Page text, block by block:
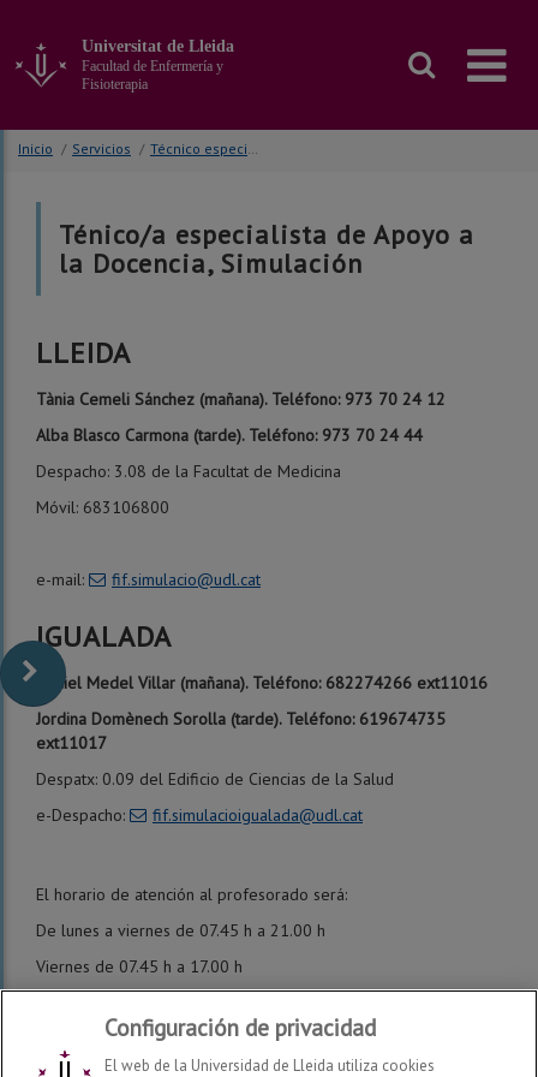
contenido
principal
la
página
Universitat de Lleida
Facultad de Enfermería y
Fisioterapia
Inicio / Servicios / Técnico especialista de Apoyo a la Docencia, Simulación
Ténico/a especialista de Apoyo a
la Docencia, Simulación
LLEIDA
Tània Cemeli Sánchez (mañana). Teléfono: 973 70 24 12
Alba Blasco Carmona (tarde). Teléfono: 973 70 24 44
Despacho: 3.08 de la Facultat de Medicina
Móvil: 683106800
e-mail: fif.simulacio@udl.cat
IGUALADA
Daniel Medel Villar (mañana). Teléfono: 682274266 ext11016
Jordina Domènech Sorolla (tarde). Teléfono: 619674735
ext11017
Despatx: 0.09 del Edificio de Ciencias de la Salud
e-Despacho:
fif.simulacioigualada@udl.cat
El horario de atención al profesorado será:
De lunes a viernes de 07.45 h a 21.00 h
Viernes de 07.45 h a 17.00 h
Configuración de privacidad
El web de la Universidad de Lleida utiliza cookies